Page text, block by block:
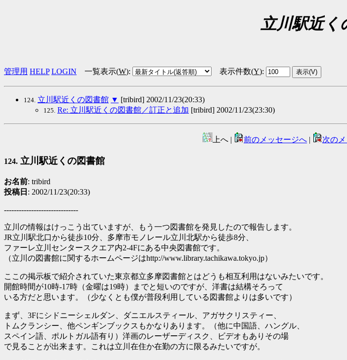
立川駅近く
管理用 HELP LOGIN 一覧表示(W): 表示件数(Y):
124. 立川駅近くの図書館 ▼ [tribird] 2002/11/23(20:33)
125. Re: 立川駅近くの図書館／訂正と追加 [tribird] 2002/11/23(23:30)
上へ | 前のメッセージへ | 次の
124. 立川駅近くの図書館
お名前: tribird
投稿日 : 2002/11/23(20:33)
------------------------------
立川の情報はけっこう出ていますが、もう一つ図書館を発見したので報告します。
JR立川駅北口から徒歩10分、多摩市モノレール立川北駅から徒歩8分、
ファーレ立川センタースクエア内2-4Fにある中央図書館です。
（立川の図書館に関するホームページはhttp://www.library.tachikawa.tokyo.jp）
ここの掲示板で紹介されていた東京都立多摩図書館とはどうも相互利用はないみたいです。
開館時間が10時-17時（金曜は19時）までと短いのですが、洋書は結構そろって
いる方だと思います。（少なくとも僕が普段利用している図書館よりは多いです）
まず、3Fにシドニーシェルダン、ダニエルスティール、アガサクリスティー、
トムクランシー、他ペンギンブックスもかなりあります。（他に中国語、ハングル、
スペイン語、ポルトガル語有り）洋画のレーザーディスク、ビデオもありその場
で見ることが出来ます。これは立川在住か在勤の方に限るみたいですが。